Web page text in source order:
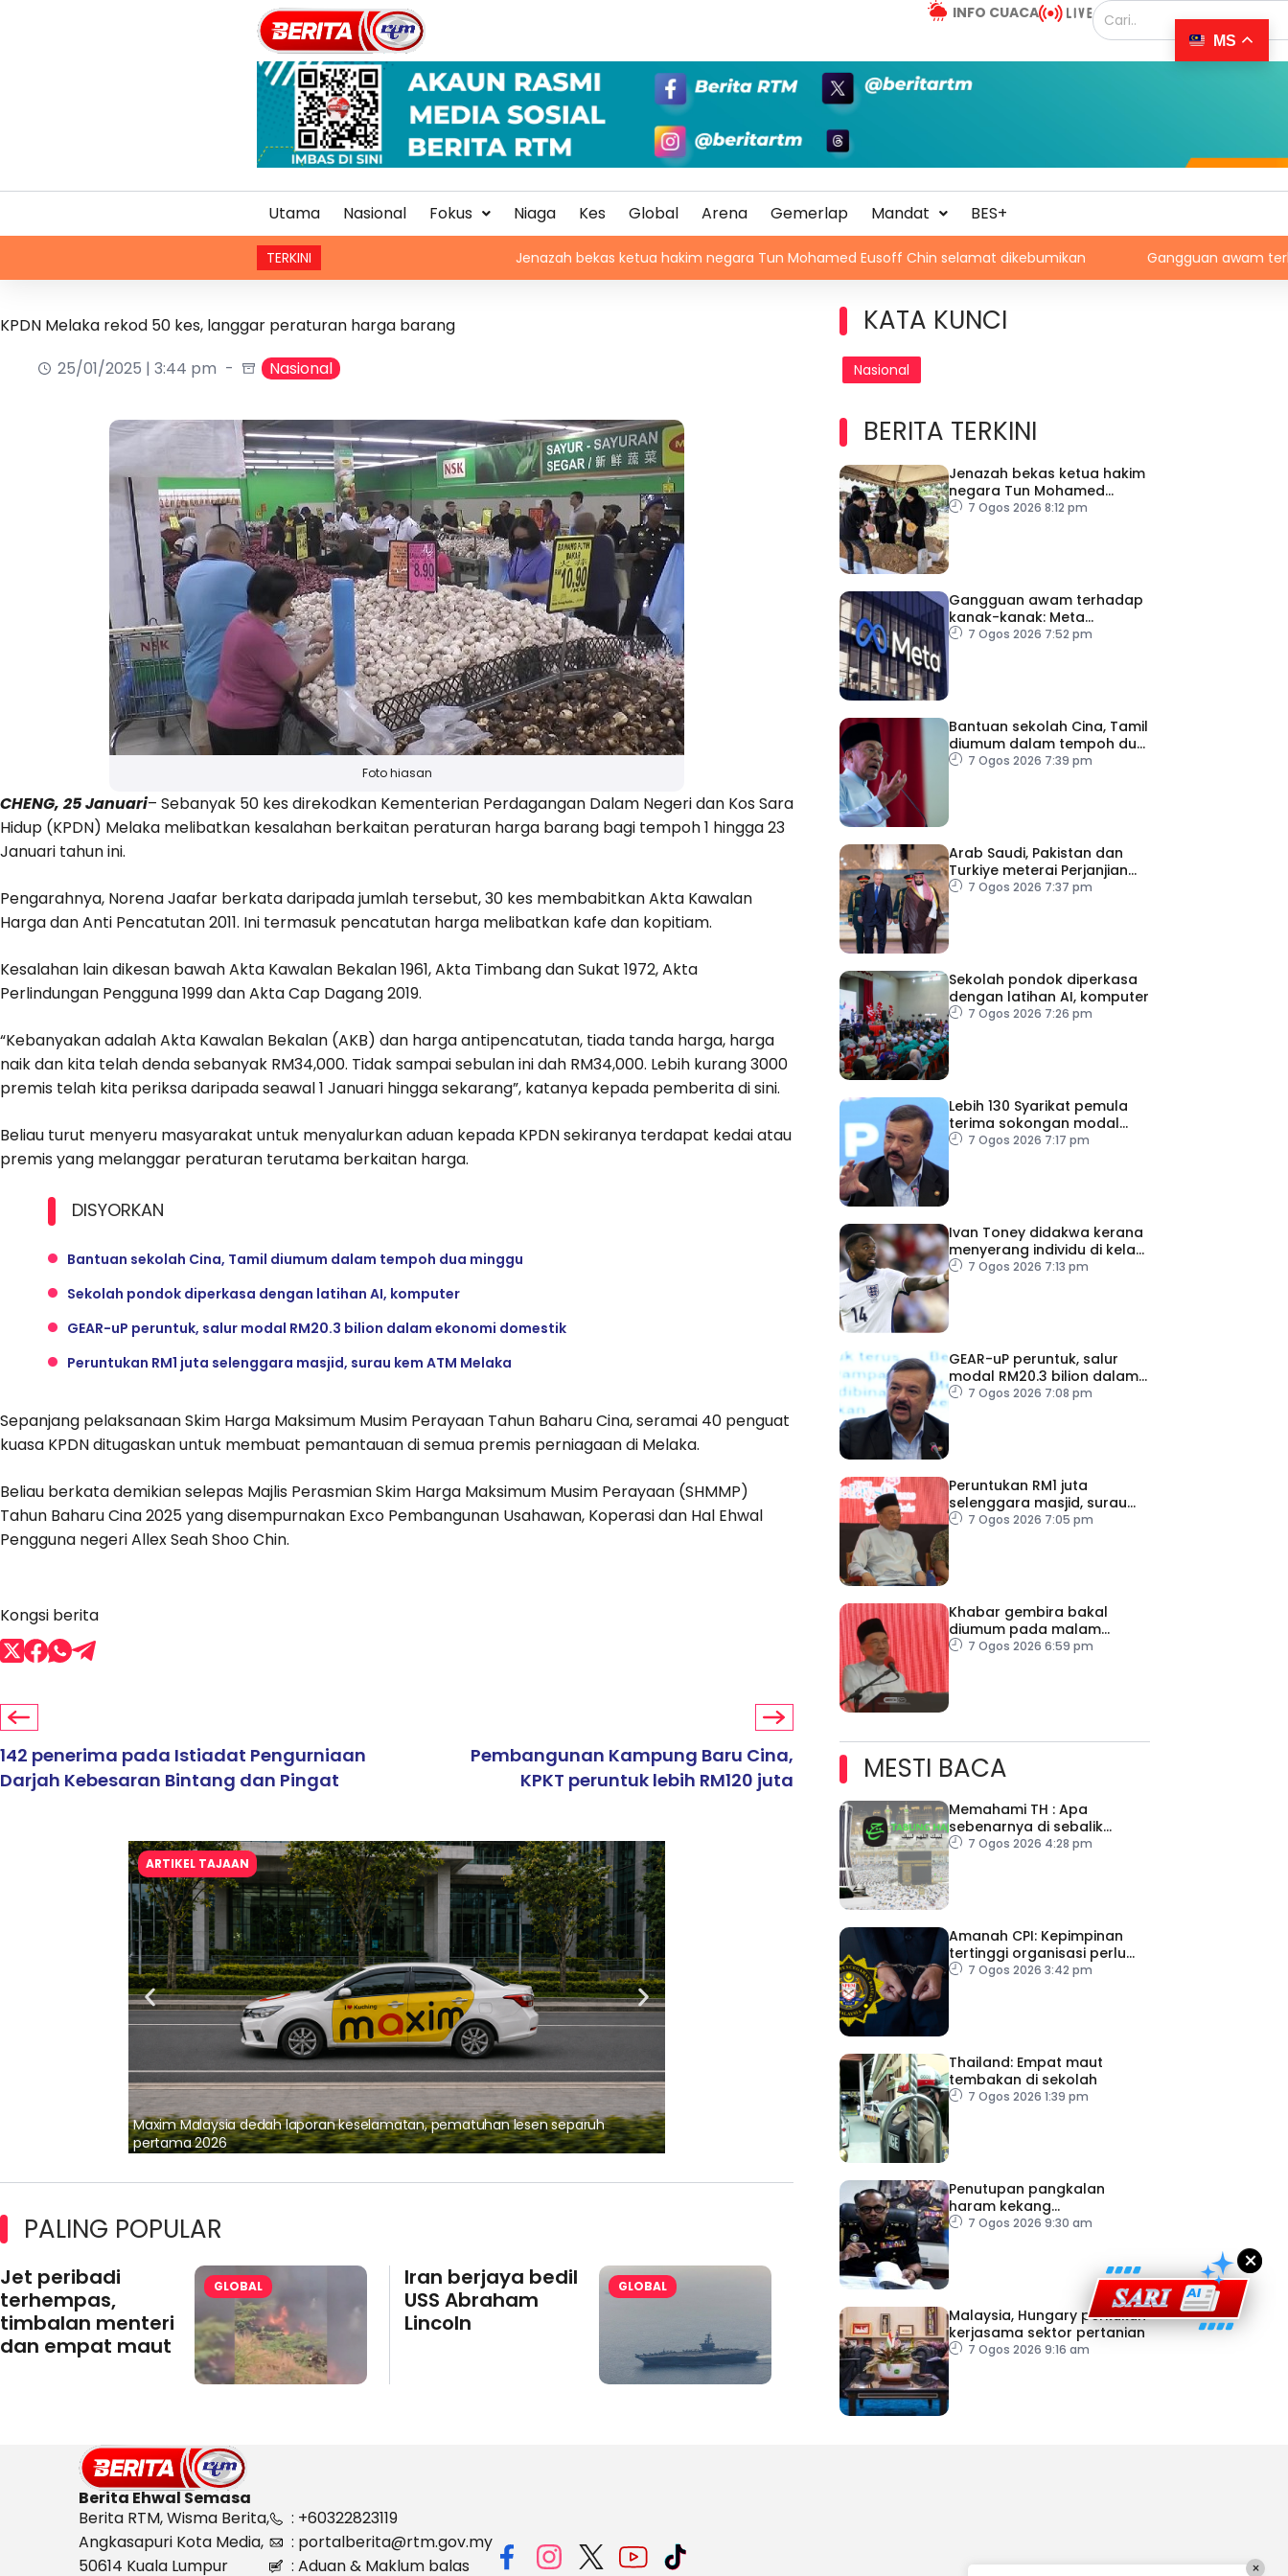
INFO CUACA
Utama Nasional Fokus Niaga Kes Global Arena Gemerlap Mandat BES+
TERKINI Jenazah bekas ketua hakim negara Tun Mohamed Eusoff Chin selamat dikebumikan Gangguan awam terhadap
KPDN Melaka rekod 50 kes, langgar peraturan harga barang
25/01/2025 | 3:44 pm
Nasional
Foto hiasan
CHENG, 25 Januari– Sebanyak 50 kes direkodkan Kementerian Perdagangan Dalam Negeri dan Kos Sara
Hidup (KPDN) Melaka melibatkan kesalahan berkaitan peraturan harga barang bagi tempoh 1 hingga 23
Januari tahun ini.
Pengarahnya, Norena Jaafar berkata daripada jumlah tersebut, 30 kes membabitkan Akta Kawalan
Harga dan Anti Pencatutan 2011. Ini termasuk pencatutan harga melibatkan kafe dan kopitiam.
Kesalahan lain dikesan bawah Akta Kawalan Bekalan 1961, Akta Timbang dan Sukat 1972, Akta
Perlindungan Pengguna 1999 dan Akta Cap Dagang 2019.
“Kebanyakan adalah Akta Kawalan Bekalan (AKB) dan harga antipencatutan, tiada tanda harga, harga
naik dan kita telah denda sebanyak RM34,000. Tidak sampai sebulan ini dah RM34,000. Lebih kurang 3000
premis telah kita periksa daripada seawal 1 Januari hingga sekarang”, katanya kepada pemberita di sini.
Beliau turut menyeru masyarakat untuk menyalurkan aduan kepada KPDN sekiranya terdapat kedai atau
premis yang melanggar peraturan terutama berkaitan harga.
DISYORKAN
Bantuan sekolah Cina, Tamil diumum dalam tempoh dua minggu
Sekolah pondok diperkasa dengan latihan AI, komputer
GEAR-uP peruntuk, salur modal RM20.3 bilion dalam ekonomi domestik
Peruntukan RM1 juta selenggara masjid, surau kem ATM Melaka
Sepanjang pelaksanaan Skim Harga Maksimum Musim Perayaan Tahun Baharu Cina, seramai 40 penguat
kuasa KPDN ditugaskan untuk membuat pemantauan di semua premis perniagaan di Melaka.
Beliau berkata demikian selepas Majlis Perasmian Skim Harga Maksimum Musim Perayaan (SHMMP)
Tahun Baharu Cina 2025 yang disempurnakan Exco Pembangunan Usahawan, Koperasi dan Hal Ehwal
Pengguna negeri Allex Seah Shoo Chin.
Kongsi berita
142 penerima pada Istiadat Pengurniaan
Darjah Kebesaran Bintang dan Pingat
Pembangunan Kampung Baru Cina,
KPKT peruntuk lebih RM120 juta
ARTIKEL TAJAAN
Maxim Malaysia dedah laporan keselamatan, pematuhan lesen separuh
pertama 2026
Ajinomoto (Malaysia) Berhad Perkasa SCORE Marathon 2026 Melalui Kerjasama
aminoVITAL® Bersama Pempengaruh Larian Antarabangsa
PALING POPULAR
Jet peribadi
terhempas,
timbalan menteri
dan empat maut
GLOBAL
Iran berjaya bedil
USS Abraham
Lincoln
GLOBAL
KATA KUNCI
Nasional
BERITA TERKINI
Jenazah bekas ketua hakim
negara Tun Mohamed
Eusoff Chin selamat
7 Ogos 2026 8:12 pm
Gangguan awam terhadap
kanak-kanak: Meta
diperintah bayar RM2.5
7 Ogos 2026 7:52 pm
Bantuan sekolah Cina, Tamil
diumum dalam tempoh dua
minggu
7 Ogos 2026 7:39 pm
Arab Saudi, Pakistan dan
Turkiye meterai Perjanjian
Pertahanan Bersama
7 Ogos 2026 7:37 pm
Sekolah pondok diperkasa
dengan latihan AI, komputer
7 Ogos 2026 7:26 pm
Lebih 130 Syarikat pemula
terima sokongan modal
teroka GEAR-uP
7 Ogos 2026 7:17 pm
Ivan Toney didakwa kerana
menyerang individu di kelab
malam London
7 Ogos 2026 7:13 pm
GEAR-uP peruntuk, salur
modal RM20.3 bilion dalam
ekonomi domestik
7 Ogos 2026 7:08 pm
Peruntukan RM1 juta
selenggara masjid, surau
kem ATM Melaka
7 Ogos 2026 7:05 pm
Khabar gembira bakal
diumum pada malam
ambang merdeka
7 Ogos 2026 6:59 pm
MESTI BACA
Memahami TH : Apa
sebenarnya di sebalik
angka
7 Ogos 2026 4:28 pm
Amanah CPI: Kepimpinan
tertinggi organisasi perlu
pacu reformasi radikal
7 Ogos 2026 3:42 pm
Thailand: Empat maut
tembakan di sekolah
7 Ogos 2026 1:39 pm
Penutupan pangkalan
haram kekang
penyeludupan di Kelantan
7 Ogos 2026 9:30 am
Malaysia, Hungary perkukuh
kerjasama sektor pertanian
7 Ogos 2026 9:16 am
×
Berita Ehwal Semasa
Berita RTM, Wisma Berita,
Angkasapuri Kota Media,
50614 Kuala Lumpur
: +60322823119
: portalberita@rtm.gov.my
: Aduan & Maklum balas
MS
×